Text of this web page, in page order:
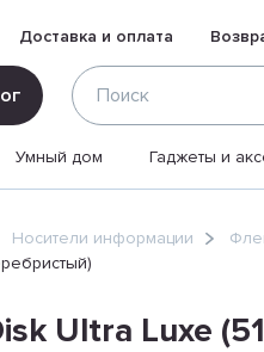
Доставка и оплата
Умный дом Гаджеты и
Носители информации
Ultra Luxe